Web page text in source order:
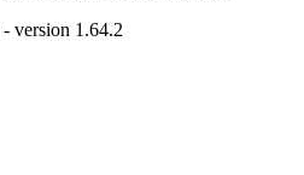
- version 1.64.2